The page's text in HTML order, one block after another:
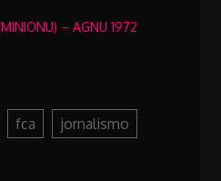
– AGNU 1972
fca
jornalismo